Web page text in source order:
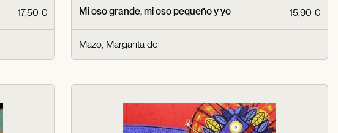
17,50 € Mi oso grande, mi oso pequeño y yo 15,90 €
Mazo, Margarita del